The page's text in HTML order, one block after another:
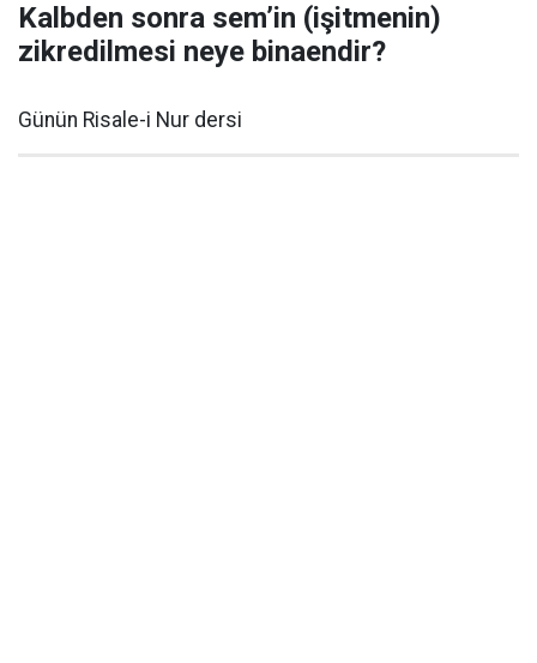
Kalbden sonra sem’in (işitmenin)
zikredilmesi neye binaendir?
Günün Risale-i Nur dersi